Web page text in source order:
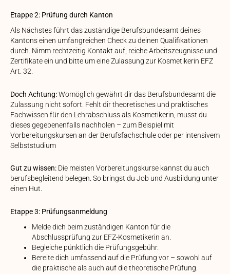
Etappe 2: Prüfung durch Kanton
Als Nächstes führt das zuständige Berufsbundesamt deines
Kantons einen umfangreichen Check zu deinen Qualifikationen
durch. Nimm rechtzeitig Kontakt auf, reiche Arbeitszeugnisse und
Zertifikate ein und bitte um eine Zulassung zur Kosmetikerin EFZ
Art. 32.
Doch Achtung:Womöglich gewährt dir das Berufsbundesamt die
Zulassung nicht sofort. Fehlt dir theoretisches und praktisches
Fachwissen für den Lehrabschluss als Kosmetikerin, musst du
dieses gegebenenfalls nachholen – zum Beispiel mit
Vorbereitungskursen an der Berufsfachschule oder per intensivem
Selbststudium
Gut zu wissen: Die meisten Vorbereitungskurse kannst du auch
berufsbegleitend belegen. So bringst du Job und Ausbildung unter
einen Hut.
Etappe 3: Prüfungsanmeldung
Melde dich beim zuständigen Kanton für die
Abschlussprüfung zur EFZ-Kosmetikerin an.
Begleiche pünktlich die Prüfungsgebühr.
Bereite dich umfassend auf die Prüfung vor – sowohl auf
die praktische als auch auf die theoretische Prüfung.